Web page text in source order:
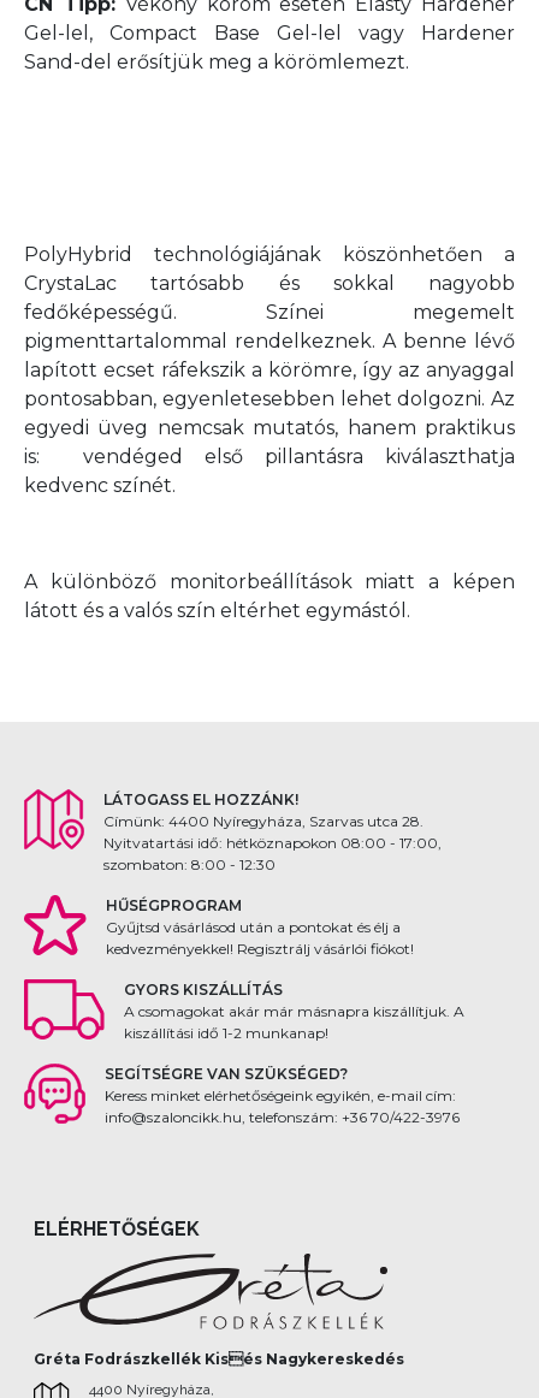
Gel-lel, Compact Base Gel-lel vagy Hardener
Sand-del erősítjük meg a körömlemezt.
PolyHybrid technológiájának köszönhetően a
CrystaLac tartósabb és sokkal nagyobb
fedőképességű. Színei megemelt
pigmenttartalommal rendelkeznek. A benne lévő
lapított ecset ráfekszik a körömre, így az anyaggal
pontosabban, egyenletesebben lehet dolgozni. Az
egyedi üveg nemcsak mutatós, hanem praktikus
is: vendéged első pillantásra kiválaszthatja
kedvenc színét.
A különböző monitorbeállítások miatt a képen
látott és a valós szín eltérhet egymástól.
LÁTOGASS EL HOZZÁNK!
Címünk: 4400 Nyíregyháza, Szarvas utca 28.
Nyitvatartási idő: hétköznapokon 08:00 - 17:00,
szombaton: 8:00 - 12:30
HŰSÉGPROGRAM
Gyűjtsd vásárlásod után a pontokat és élj a
kedvezményekkel! Regisztrálj vásárlói fiókot!
GYORS KISZÁLLÍTÁS
A csomagokat akár már másnapra kiszállítjuk. A
kiszállítási idő 1-2 munkanap!
SEGÍTSÉGRE VAN SZÜKSÉGED?
Keress minket elérhetőségeink egyikén, e-mail cím:
info@szaloncikk.hu, telefonszám: +36 70/422-3976
ELÉRHETŐSÉGEK
Gréta Fodrászkellék Kisés Nagykereskedés
4400 Nyíregyháza,